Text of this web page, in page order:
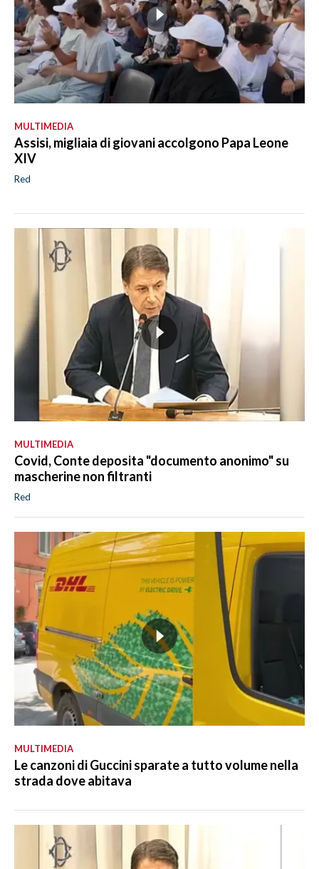
MULTIMEDIA
Assisi, migliaia di giovani accolgono Papa Leone
XIV
Red
MULTIMEDIA
Covid, Conte deposita "documento anonimo" su
mascherine non filtranti
Red
MULTIMEDIA
Le canzoni di Guccini sparate a tutto volume nella
strada dove abitava